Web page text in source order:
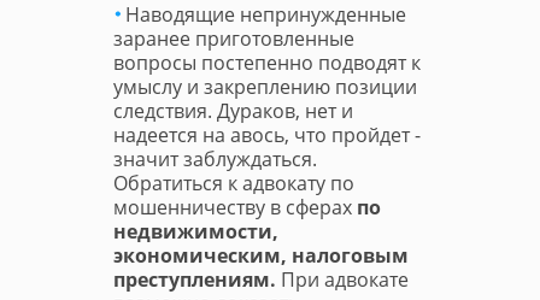
Наводящие непринужденные
заранее приготовленные
вопросы постепенно подводят к
умыслу и закреплению позиции
следствия. Дураков, нет и
надеется на авось, что пройдет -
значит заблуждаться.
Обратиться к адвокату по
мошенничеству в сферах по
недвижимости,
экономическим, налоговым
преступлениям. При адвокате